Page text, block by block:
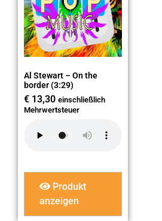
Al Stewart – On the
border (3:29)
€ 13,30 einschließlich
Mehrwertsteuer
Produkt
anzeigen